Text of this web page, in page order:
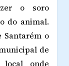
o soro
do animal.
Santarém o
de
onde